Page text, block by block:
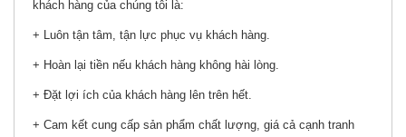
khách hàng của chúng tôi là:
+ Luôn tận tâm, tận lực phục vụ khách hàng.
+ Hoàn lại tiền nếu khách hàng không hài lòng.
+ Đặt lợi ích của khách hàng lên trên hết.
+ Cam kết cung cấp sản phẩm chất lượng, giá cả cạnh tranh